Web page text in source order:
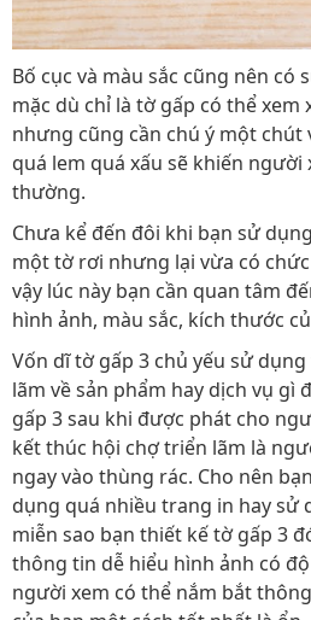
Bố cục và màu sắc cũng nên
mặc dù chỉ là tờ gấp có thể xem
nhưng cũng cần chú ý một chút
quá lem quá xấu sẽ khiến người
thường.
Chưa kể đến đôi khi bạn sử
một tờ rơi nhưng lại vừa có
vậy lúc này bạn cần quan tâm
hình ảnh, màu sắc, kích thước
Vốn dĩ tờ gấp 3 chủ yếu sử
lãm về sản phẩm hay dịch vụ gì
gấp 3 sau khi được phát cho
kết thúc hội chợ triển lãm là
ngay vào thùng rác. Cho nên
dụng quá nhiều trang in hay sử
miễn sao bạn thiết kế tờ gấp 3
thông tin dễ hiểu hình ảnh có
người xem có thể nắm bắt